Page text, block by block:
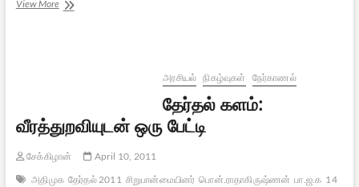
View Moreஇந்து
அரசியல் நிகழ்வுகள் நேர்காணல்
தேர்தல் களம்:
வீரத்துறவியுடன் ஒரு பேட்டி
சேக்கிழான்
April 10, 2011
அதிமுக தேர்தல் 2011 சிறுபான்மையினர் பொன்.ராதாகிருஷ்ணன் பா.ஜ.க 14